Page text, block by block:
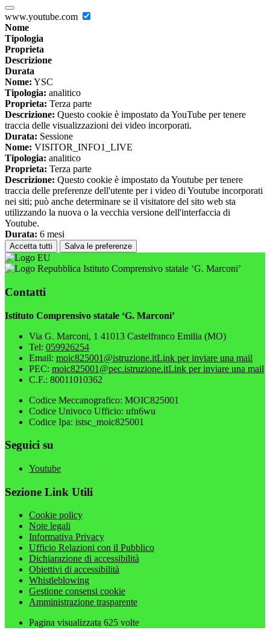
www.youtube.com
Nome
Tipologia
Proprieta
Descrizione
Durata
Nome: YSC
Tipologia: analitico
Proprieta: Terza parte
Descrizione: Questo cookie è impostato da YouTube per tenere
traccia delle visualizzazioni dei video incorporati.
Durata: Sessione
Nome: VISITOR_INFO1_LIVE
Tipologia: analitico
Proprieta: Terza parte
Descrizione: Questo cookie è impostato da Youtube per tenere
traccia delle preferenze dell'utente per i video di Youtube incorporati
nei siti; può anche determinare se il visitatore del sito web sta
utilizzando la nuova o la vecchia versione dell'interfaccia di
Youtube.
Durata: 6 mesi
Accetta tutti Salva le preferenze
Istituto Comprensivo statale ‘G. Marconi’
Contatti
Istituto Comprensivo statale ‘G. Marconi’
Via G. Marconi, 1 41013 Castelfranco Emilia (MO)
Tel: 059926254
Email: moic825001@istruzione.itLink per inviare una mail
PEC: moic825001@pec.istruzione.itLink per inviare una mail
C.F.: 80011010362
Codice Meccanografico: MOIC825001
Codice Univoco Ufficio: ufn6wu
Codice Ipa: istsc_moic825001
Seguici su
Youtube
Sezione Link Utili
Cookie policy
Note legali
Informativa Privacy
Ufficio Relazioni con il Pubblico
Dichiarazione di accessibilità
Obiettivi di accessibilità
Whistleblowing
Gestione consensi cookie
Amministrazione trasparente
Pagina visualizzata 625 volte